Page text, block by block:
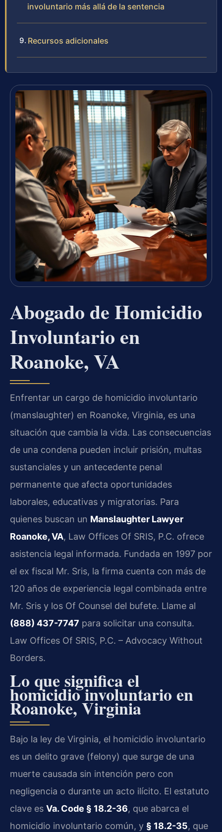
involuntario más allá de la sentencia
Recursos adicionales
Abogado de Homicidio
Involuntario en
Roanoke, VA
Enfrentar un cargo de homicidio involuntario
(manslaughter) en Roanoke, Virginia, es una
situación que cambia la vida. Las consecuencias
de una condena pueden incluir prisión, multas
sustanciales y un antecedente penal
permanente que afecta oportunidades
laborales, educativas y migratorias. Para
quienes buscan un Manslaughter Lawyer
Roanoke, VA, Law Offices Of SRIS, P.C. ofrece
asistencia legal informada. Fundada en 1997 por
el ex fiscal Mr. Sris, la firma cuenta con más de
120 años de experiencia legal combinada entre
Mr. Sris y los Of Counsel del bufete. Llame al
(888) 437-7747 para solicitar una consulta.
Law Offices Of SRIS, P.C. – Advocacy Without
Borders.
Lo que significa el
homicidio involuntario en
Roanoke, Virginia
Bajo la ley de Virginia, el homicidio involuntario
es un delito grave (felony) que surge de una
muerte causada sin intención pero con
negligencia o durante un acto ilícito. El estatuto
clave es Va. Code § 18.2-36, que abarca el
homicidio involuntario común, y § 18.2-35, que